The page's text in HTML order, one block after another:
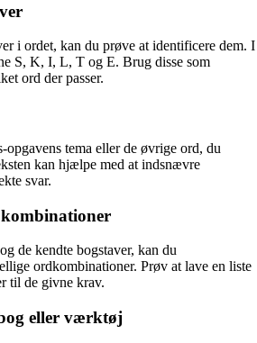
i ordet, kan du prøve at identificere dem. I
S, K, I, L, T og E. Brug disse som
ord der passer.
tema eller de øvrige ord, du
kan hjælpe med at indsnævre
svar.
de kendte bogstaver, kan du
ordkombinationer. Prøv at lave en liste
til de givne krav.
eller værktøj